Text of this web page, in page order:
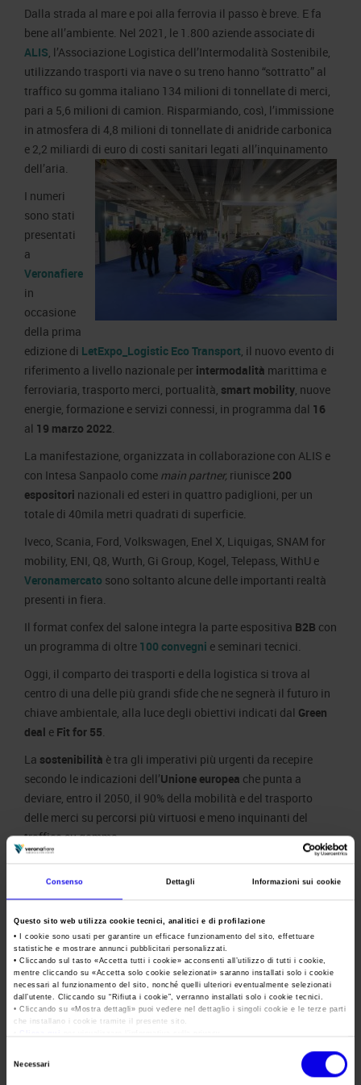
Consenso Dettagli Informazioni sui cookie
Questo sito web utilizza cookie tecnici, analitici e di profilazione
• I cookie sono usati per garantire un efficace funzionamento del sito, effettuare
statistiche e mostrare annunci pubblicitari personalizzati.
• Cliccando sul tasto «Accetta tutti i cookie» acconsenti all’utilizzo di tutti i cookie,
mentre cliccando su «Accetta solo cookie selezionati» saranno installati solo i cookie
necessari al funzionamento del sito, nonché quelli ulteriori eventualmente selezionati
dall’utente. Cliccando su “ Rifiuta i cookie”, verranno installati solo i cookie tecnici.
• Cliccando su «Mostra dettagli» puoi vedere nel dettaglio i singoli cookie e le terze parti
che installano i cookie tramite il presente sito.
Necessari
Numeri della fiera
Carta dei Valori
Parità di genere
Modello di Organizzazione, Gestione e Controllo
Codice Etico
Responsabilità Sociale d’Impresa
Responsabilità ambientale
Certificazioni riconosciute
Società trasparente
Compensi Organi Societari
Contatti Ufficio Stampa
Lavora con noi
Contatti
Dalla strada al mare e poi alla ferrovia il passo è breve. E fa
bene all’ambiente. Nel 2021, le 1.800 aziende associate di
ALIS, l’Associazione Logistica dell’Intermodalità Sostenibile,
utilizzando trasporti via nave o su treno hanno “sottratto” al
traffico su gomma italiano 134 milioni di tonnellate di merci,
pari a 5,6 milioni di camion. Risparmiando, così, l’immissione
in atmosfera di 4,8 milioni di tonnellate di anidride carbonica
e 2,2 miliardi di euro di costi sanitari legati all’inquinamento
dell’aria.
I numeri
sono stati
presentati
a
Veronafiere
in
occasione
della prima
edizione di LetExpo_Logistic Eco Transport, il nuovo evento di
riferimento a livello nazionale per intermodalità marittima e
ferroviaria, trasporto merci, portualità, smart mobility, nuove
energie, formazione e servizi connessi, in programma dal 16
al 19 marzo 2022.
La manifestazione, organizzata in collaborazione con ALIS e
con Intesa Sanpaolo come main partner, riunisce 200
espositori nazionali ed esteri in quattro padiglioni, per un
totale di 40mila metri quadrati di superficie.
Iveco, Scania, Ford, Volkswagen, Enel X, Liquigas, SNAM for
mobility, ENI, Q8, Wurth, Gi Group, Kogel, Telepass, WithU e
Veronamercato sono soltanto alcune delle importanti realtà
presenti in fiera.
Il format confex del salone integra la parte espositiva B2B con
un programma di oltre 100 convegni e seminari tecnici.
Oggi, il comparto dei trasporti e della logistica si trova al
centro di una delle più grandi sfide che ne segnerà il futuro in
chiave ambientale, alla luce degli obiettivi indicati dal Green
deal e Fit for 55.
La sostenibilità è tra gli imperativi più urgenti da recepire
secondo le indicazioni dell’Unione europea che punta a
deviare, entro il 2050, il 90% della mobilità e del trasporto
delle merci su percorsi più virtuosi e meno inquinanti del
traffico su gomma.
Il momento è cruciale, inoltre, per definire la crescita e le
opportunità di investimento legate ai 235 miliardi di euro di
fondi europei a disposizione dell’Italia con ilPNRR, a cui si
aggiungono i 25 miliardi per progetti infrastrutturali del
Piano CEF(Connecting Europa Facility).
Gli stati
generali
della filiera
a LetExpo
il compito